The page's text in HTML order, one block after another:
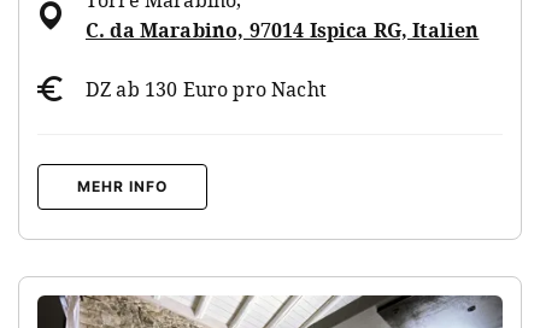
C. da Marabino, 97014 Ispica RG, Italien
DZ ab 130 Euro pro Nacht
MEHR INFO